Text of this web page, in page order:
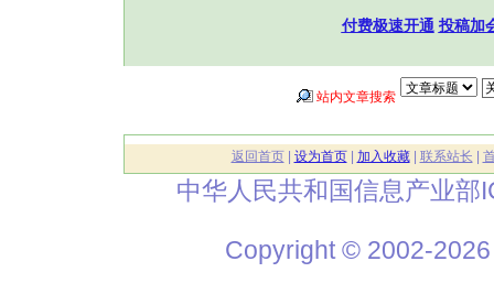
付费极速开通 投稿加
站内文章搜索
返回首页| 设为首页| 加入收藏| 联系站长
中华人民共和国信息产业部
Copyright © 2002-